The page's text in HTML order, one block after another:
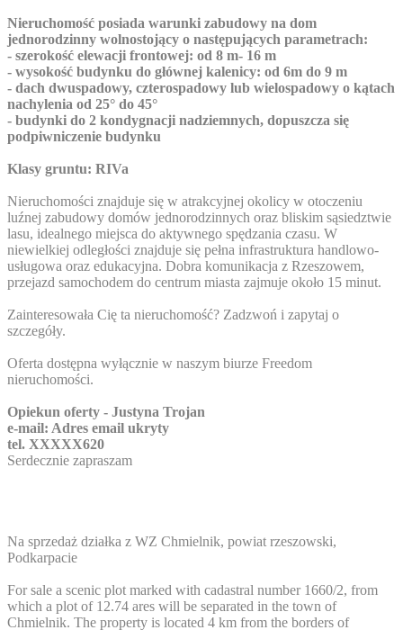
Nieruchomość posiada warunki zabudowy na dom
jednorodzinny wolnostojący o następujących parametrach:
- szerokość elewacji frontowej: od 8 m- 16 m
- wysokość budynku do głównej kalenicy: od 6m do 9 m
- dach dwuspadowy, czterospadowy lub wielospadowy o kątach
nachylenia od 25° do 45°
- budynki do 2 kondygnacji nadziemnych, dopuszcza się
podpiwniczenie budynku
Klasy gruntu: RIVa
Nieruchomości znajduje się w atrakcyjnej okolicy w otoczeniu
luźnej zabudowy domów jednorodzinnych oraz bliskim sąsiedztwie
lasu, idealnego miejsca do aktywnego spędzania czasu. W
niewielkiej odległości znajduje się pełna infrastruktura handlowo-
usługowa oraz edukacyjna. Dobra komunikacja z Rzeszowem,
przejazd samochodem do centrum miasta zajmuje około 15 minut.
Zainteresowała Cię ta nieruchomość? Zadzwoń i zapytaj o
szczegóły.
Oferta dostępna wyłącznie w naszym biurze Freedom
nieruchomości.
Opiekun oferty - Justyna Trojan
e-mail: Adres email ukryty
tel. XXXXX620
Serdecznie zapraszam
Na sprzedaż działka z WZ Chmielnik, powiat rzeszowski,
Podkarpacie
For sale a scenic plot marked with cadastral number 1660/2, from
which a plot of 12.74 ares will be separated in the town of
Chmielnik. The property is located 4 km from the borders of